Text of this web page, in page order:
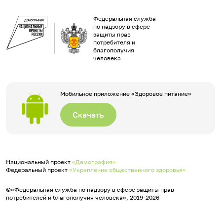
Федеральная служба
по надзору в сфере
защиты прав
потребителя и
благополучия
человека
Мобильное приложение «Здоровое питание»
Скачать
Национальный проект «Демография»
Федеральный проект «Укрепление общественного здоровья»
©«Федеральная служба по надзору в сфере защиты прав
потребителей и благополучия человека», 2019-2026